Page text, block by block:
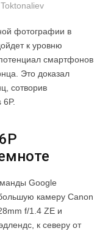
фотографии в
к уровню
смартфонов
Это доказал
сотворив
Google
камеру Canon
f/1.4 ZE и
к северу от